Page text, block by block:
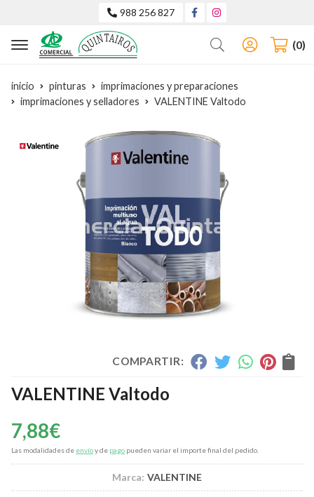
988 256 827
Buscar 0
inicio pinturas
imprimaciones y preparaciones
imprimaciones y selladores
VALENTINE Valtodo
COMPARTIR:
VALENTINE Valtodo
7,88€
Las modalidades de envíoy de pago pueden variar el importe final del pedido.
Marca: VALENTINE